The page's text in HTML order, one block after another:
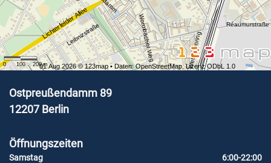
Lichterfelder Allee Réaumurstraße
Wormbacher Weg
Leibnizstraße Westfalenring
0 100 200 m
01 Aug 2026 ©123map• Daten:OpenStreetMap,Lizenz ODbL 1.0
Ostpreußendamm 89
12207 Berlin
Öffnungszeiten
Samstag
6:00-22:00